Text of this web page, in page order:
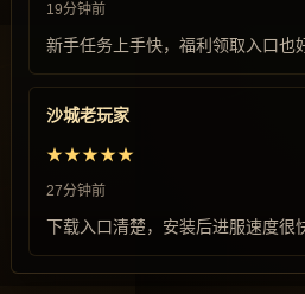
19分钟前
新手任务上手快，福利领取入口也
沙城老玩家
★★★★★
27分钟前
下载入口清楚，安装后进服速度很